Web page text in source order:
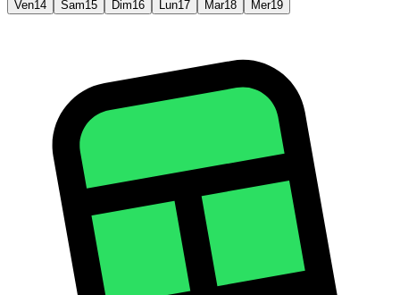
Ven14 Sam15 Dim16 Lun17 Mar18 Mer19